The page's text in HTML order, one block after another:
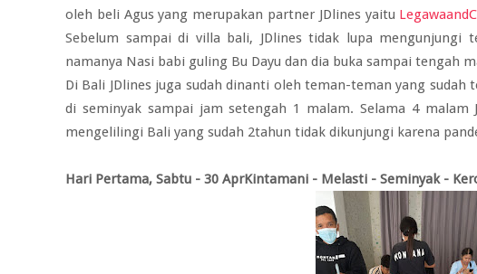
oleh beli Agus yang merupakan partner JDlines yaitu
Sebelum sampai di villa bali, JDlines tidak lupa mengunjungi
namanya Nasi babi guling Bu Dayu dan dia buka sampai tengah
Di Bali JDlines juga sudah dinanti oleh teman-teman yang
di seminyak sampai jam setengah 1 malam. Selama 4 malam
mengelilingi Bali yang sudah 2tahun tidak dikunjungi karena
Hari Pertama, Sabtu - 30 AprKintamani - Melasti - Seminyak -